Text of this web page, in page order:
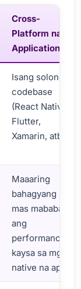
Cross-
Platform na
Application
Isang solong
codebase
(React Native,
Flutter,
Xamarin, atbp.)
Maaaring
bahagyang
mas mababa
ang
performance
kaysa sa mga
native na app